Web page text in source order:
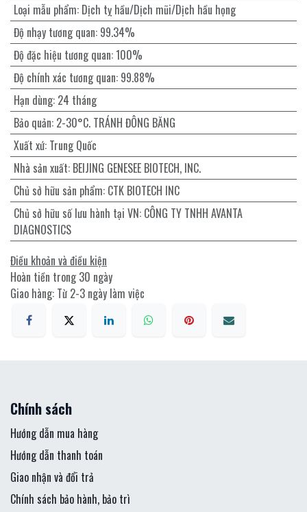
Loại mẫu phẩm: Dịch tỵ hầu/Dịch mũi/Dịch hầu họng
Độ nhạy tương quan: 99.34%
Độ đặc hiệu tương quan:100%
Độ chính xác tương quan: 99.88%
Hạn dùng: 24 tháng
Bảo quản: 2-30°C. TRÁNH ĐÔNG BĂNG
Xuất xứ: Trung Quốc
Nhà sản xuất: BEIJING GENESEE BIOTECH, INC.
Chủ sở hữu sản phẩm: CTK BIOTECH INC
Chủ sở hữu số lưu hành tại VN: CÔNG TY TNHH AVANTA
DIAGNOSTICS
Điều khoản và điều kiện
Hoàn tiền trong 30 ngày
Giao hàng: Từ 2-3 ngày làm việc
Chính sách
Hướng dẫn mua hàng
Hướng dẫn thanh toán
Giao nhận và đổi trả
Chính sách bảo hành, bảo trì